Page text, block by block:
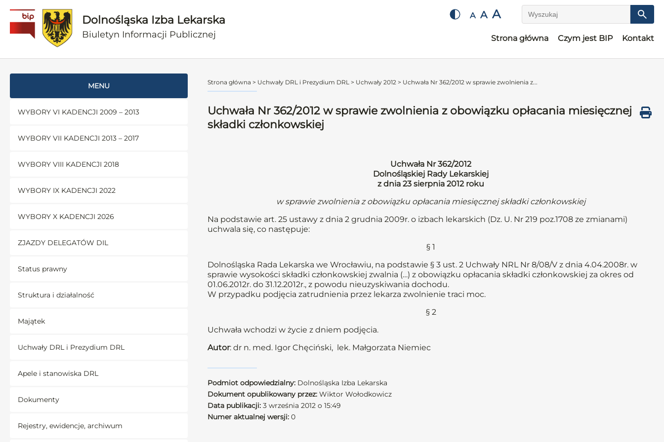
Dolnośląska Izba Lekarska
Biuletyn Informacji Publicznej
A A A Wyszukaj
Strona główna Czym jest BIP Kontakt
MENU
WYBORY VI KADENCJI 2009 – 2013
WYBORY VII KADENCJI 2013 – 2017
WYBORY VIII KADENCJI 2018
WYBORY IX KADENCJI 2022
WYBORY X KADENCJI 2026
ZJAZDY DELEGATÓW DIL
Status prawny
Struktura i działalność
Majątek
Uchwały DRL i Prezydium DRL
Apele i stanowiska DRL
Dokumenty
Rejestry, ewidencje, archiwum
Strona główna > Uchwały DRL i Prezydium DRL > Uchwały 2012 > Uchwała Nr 362/2012 w sprawie zwolnienia z...
Uchwała Nr 362/2012 w sprawie zwolnienia z obowiązku opłacania miesięcznej
składki członkowskiej
Uchwała Nr 362/2012
Dolnośląskiej Rady Lekarskiej
z dnia 23 sierpnia 2012 roku
w sprawie zwolnienia z obowiązku opłacania miesięcznej składki członkowskiej
Na podstawie art. 25 ustawy z dnia 2 grudnia 2009r. o izbach lekarskich (Dz. U. Nr 219 poz.1708 ze zmianami)
uchwala się, co następuje:
§ 1
Dolnośląska Rada Lekarska we Wrocławiu, na podstawie § 3 ust. 2 Uchwały NRL Nr 8/08/V z dnia 4.04.2008r. w
sprawie wysokości składki członkowskiej zwalnia (…) z obowiązku opłacania składki członkowskiej za okres od
01.06.2012r. do 31.12.2012r., z powodu nieuzyskiwania dochodu.
W przypadku podjęcia zatrudnienia przez lekarza zwolnienie traci moc.
§ 2
Uchwała wchodzi w życie z dniem podjęcia.
Autor: dr n. med. Igor Chęciński, lek. Małgorzata Niemiec
Podmiot odpowiedzialny: Dolnośląska Izba Lekarska
Dokument opublikowany przez: Wiktor Wołodkowicz
Data publikacji: 3 września 2012 o 15:49
Numer aktualnej wersji: 0